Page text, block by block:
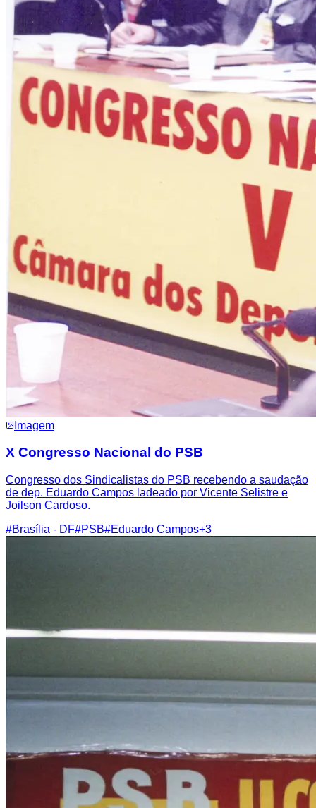
Imagem
X Congresso Nacional do PSB
Congresso dos Sindicalistas do PSB recebendo a saudação
de dep. Eduardo Campos ladeado por Vicente Selistre e
Joilson Cardoso.
#Brasília - DF#PSB#Eduardo Campos+3